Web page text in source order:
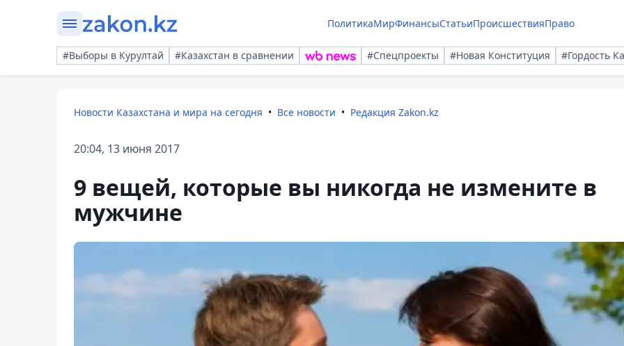
ПолитикаМирФинансыСтатьиПроисшествияПраво
#Выборы в Курултай #Казахстан в сравнении #Спецпроекты #Новая Конституция #Гордость
Новости Казахстана и мира на сегодня Все новости Редакция Zakon.kz
20:04, 13 июня 2017
9 вещей, которые вы никогда не измените в
мужчине